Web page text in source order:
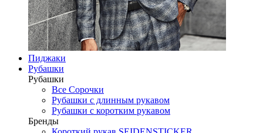
Пиджаки
Рубашки
Рубашки
Все Сорочки
Рубашки с длинным рукавом
Рубашки с коротким рукавом
Бренды